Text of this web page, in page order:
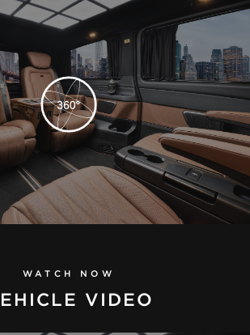
WATCH NOW
VIDEO